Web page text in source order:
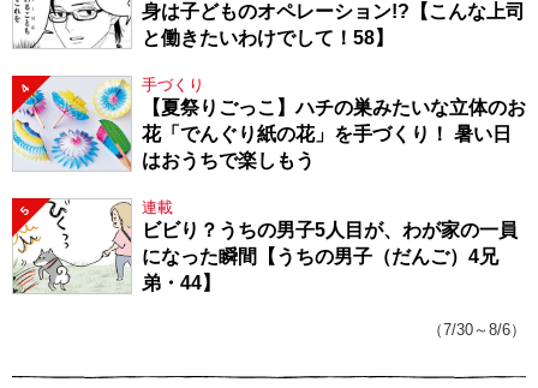
身は子どものオペレーション!?【こんな上司
と働きたいわけでして！58】
4 手づくり
【夏祭りごっこ】ハチの巣みたいな立体のお
花「でんぐり紙の花」を手づくり！ 暑い日
はおうちで楽しもう
5 連載
ビビり？うちの男子5人目が、わが家の一員
になった瞬間【うちの男子（だんご）4兄
弟・44】
（7/30～8/6）